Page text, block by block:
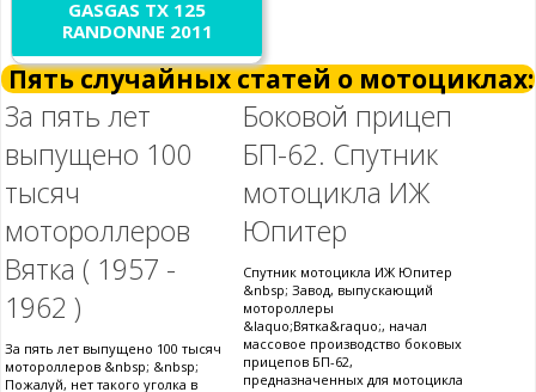
GASGAS TX 125
RANDONNE 2011
Пять случайных статей о мотоциклах:
За пять лет
выпущено 100
тысяч
мотороллеров
Вятка ( 1957 -
1962 )
За пять лет выпущено 100 тысяч
мотороллеров &nbsp; &nbsp;
Пожалуй, нет такого уголка в
Боковой прицеп
БП-62. Спутник
мотоцикла ИЖ
Юпитер
Спутник мотоцикла ИЖ Юпитер
&nbsp; Завод, выпускающий
мотороллеры
&laquo;Вятка&raquo;, начал
массовое производство боковых
прицепов БП-62,
предназначенных для мотоцикла